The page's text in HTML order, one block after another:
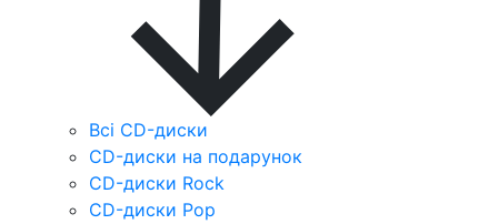
Всі CD-диски
CD-диски на подарунок
CD-диски Rock
CD-диски Pop